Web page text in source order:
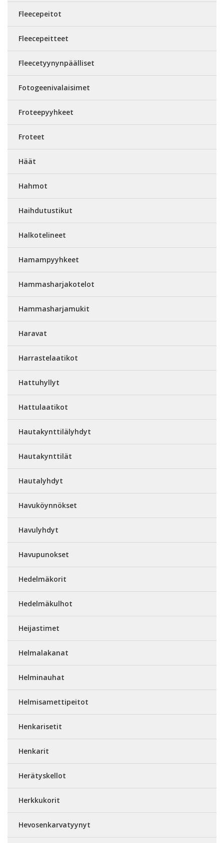
Fleecepeitot
Fleecepeitteet
Fleecetyynynpäälliset
Fotogeenivalaisimet
Froteepyyhkeet
Froteet
Häät
Hahmot
Haihdutustikut
Halkotelineet
Hamampyyhkeet
Hammasharjakotelot
Hammasharjamukit
Haravat
Harrastelaatikot
Hattuhyllyt
Hattulaatikot
Hautakynttilälyhdyt
Hautakynttilät
Hautalyhdyt
Havuköynnökset
Havulyhdyt
Havupunokset
Hedelmäkorit
Hedelmäkulhot
Heijastimet
Helmalakanat
Helminauhat
Helmisamettipeitot
Henkarisetit
Henkarit
Herätyskellot
Herkkukorit
Hevosenkarvatyynyt